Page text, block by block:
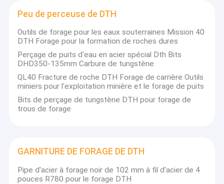
Peu de perceuse de DTH
Outils de forage pour les eaux souterraines Mission 40
DTH Forage pour la formation de roches dures
Perçage de puits d'eau en acier spécial Dth Bits
DHD350-135mm Carbure de tungstène
QL40 Fracture de roche DTH Forage de carrière Outils
miniers pour l'exploitation minière et le forage de puits
Bits de perçage de tungstène DTH pour forage de
trous de forage
GARNITURE DE FORAGE DE DTH
Pipe d'acier à forage noir de 102 mm à fil d'acier de 4
pouces R780 pour le forage DTH